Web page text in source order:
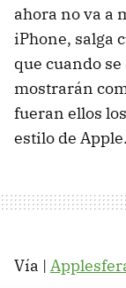
ahora no va a
iPhone, salga
que cuando
mostrarán
fueran ellos
estilo de Apple.
Vía |